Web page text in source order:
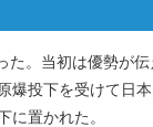
。当初は優勢が
爆投下を受けて日
置かれた。